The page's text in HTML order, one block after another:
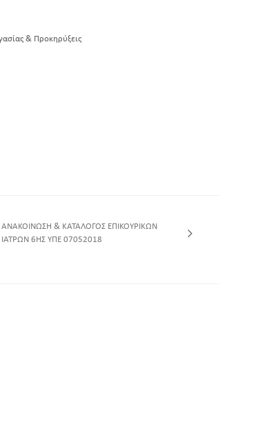
& Προκηρύξεις
ΑΝΑΚΟΙΝΩΣΗ & ΚΑΤΑΛΟΓΟΣ ΕΠΙΚΟΥΡΙΚΩΝ
ΙΑΤΡΩΝ 6ΗΣ ΥΠΕ 07052018